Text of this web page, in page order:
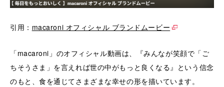
引用： macaroni オフィシャル ブランドムービー
「macaroni」のオフィシャル動画は、『みんなが笑顔で「ご
ちそうさま」を言えれば世の中がもっと良くなる』という信念
のもと、食を通じてさまざまな幸せの形を描いています。